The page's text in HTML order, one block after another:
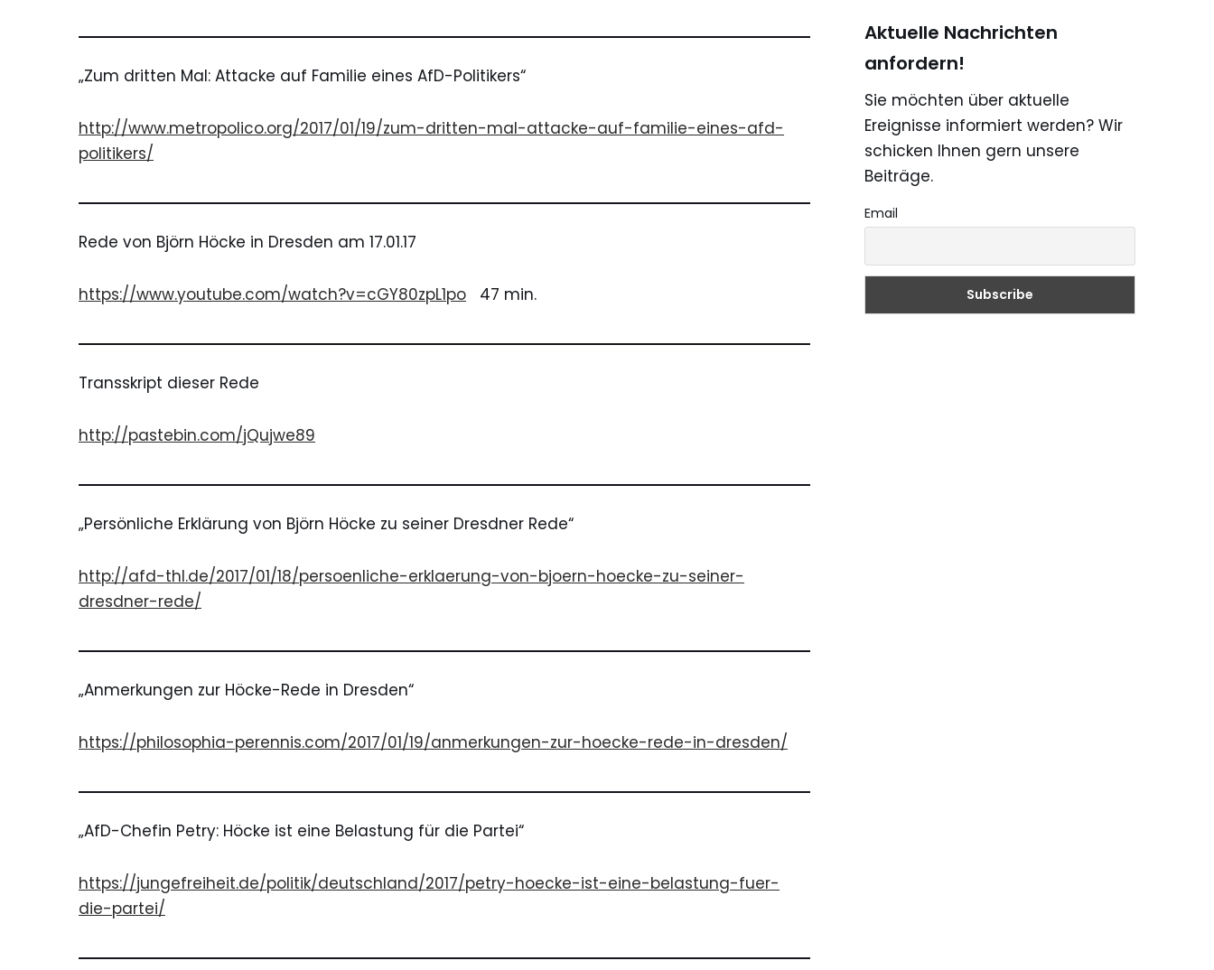
„Zum dritten Mal: Attacke auf Familie eines AfD-Politikers“
http://www.metropolico.org/2017/01/19/zum-dritten-mal-attacke-auf-familie-eines-afd-
politikers/
Rede von Björn Höcke in Dresden am 17.01.17
https://www.youtube.com/watch?v=cGY80zpL1po 47 min.
Transskript dieser Rede
http://pastebin.com/jQujwe89
„Persönliche Erklärung von Björn Höcke zu seiner Dresdner Rede“
http://afd-thl.de/2017/01/18/persoenliche-erklaerung-von-bjoern-hoecke-zu-seiner-
dresdner-rede/
„Anmerkungen zur Höcke-Rede in Dresden“
https://philosophia-perennis.com/2017/01/19/anmerkungen-zur-hoecke-rede-in-dresden/
„AfD-Chefin Petry: Höcke ist eine Belastung für die Partei“
https://jungefreiheit.de/politik/deutschland/2017/petry-hoecke-ist-eine-belastung-fuer-
die-partei/
Aktuelle Nachrichten
anfordern!
Sie möchten über aktuelle
Ereignisse informiert werden? Wir
schicken Ihnen gern unsere
Beiträge.
Email